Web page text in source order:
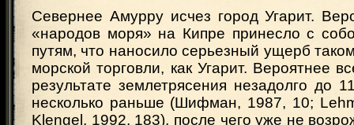
Севернее Амурру исчез город Угарит.
«народов моря» на Кипре принесло с
путям, что наносило серьезный ущерб
морской торговли, как Угарит. Вероятнее
результате землетрясения незадолго до
несколько раньше (Шифман, 1987, 10;
Klengel, 1992, 183), после чего уже не